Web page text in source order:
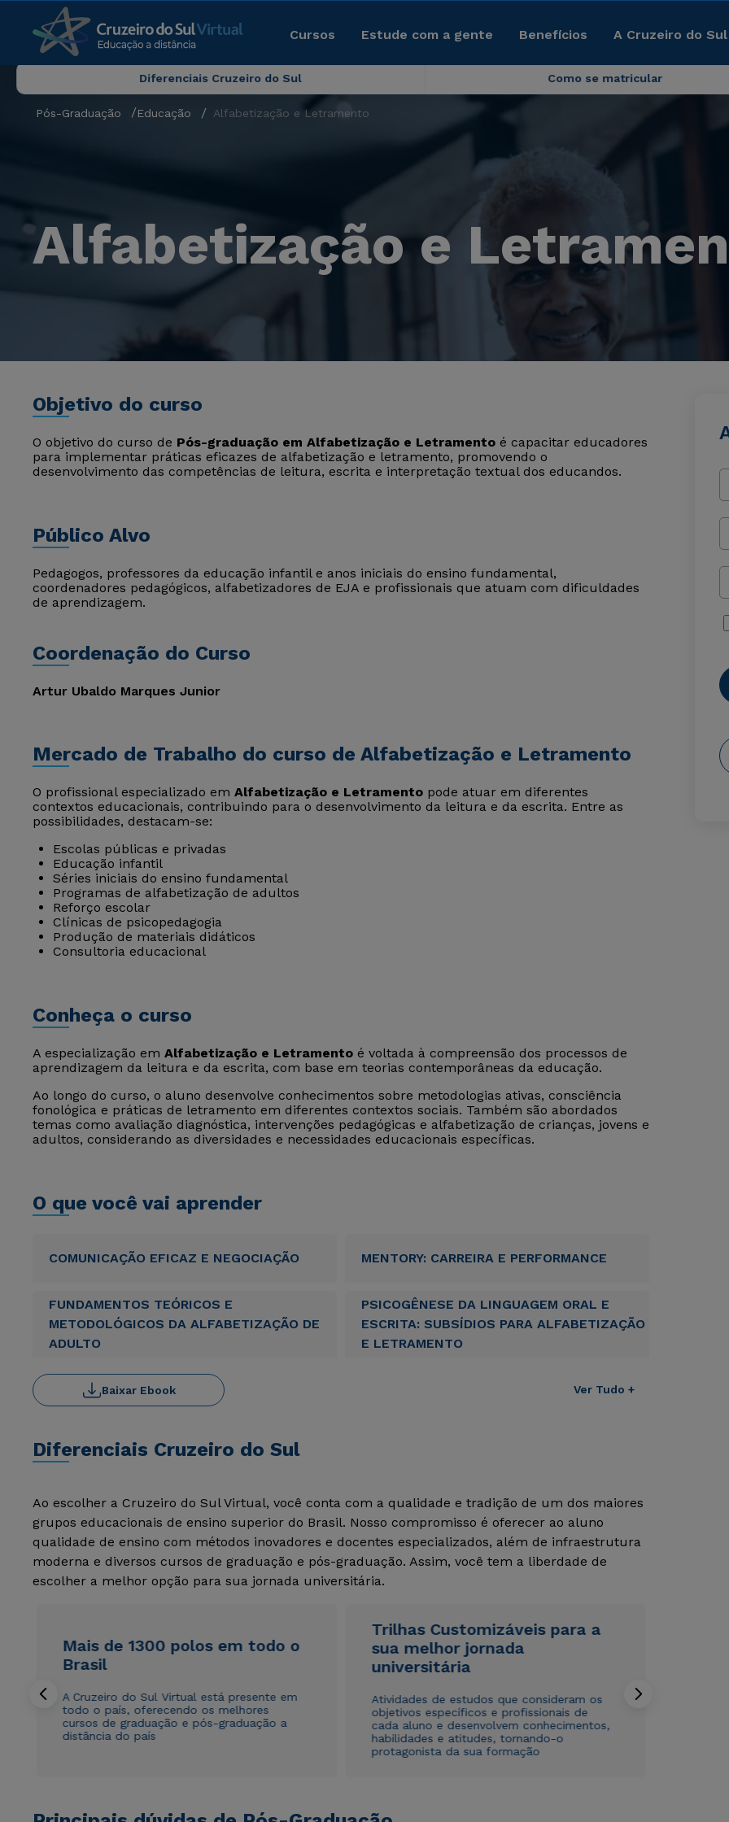
Cursos Estude com a gente Benefícios A Cruzeiro do
Diferenciais Cruzeiro do Sul Como se matricular
Pós-Graduação Educação Alfabetização e Letramento
Alfabetização e
Objetivo do curso
O objetivo do curso de Pós-graduação em Alfabetização e Letramento é capacitar educadores
para implementar práticas eficazes de alfabetização e letramento, promovendo o
desenvolvimento das competências de leitura, escrita e interpretação textual dos educandos.
Público Alvo
Pedagogos, professores da educação infantil e anos iniciais do ensino fundamental,
coordenadores pedagógicos, alfabetizadores de EJA e profissionais que atuam com dificuldades
de aprendizagem.
Coordenação do Curso
Artur Ubaldo Marques Junior
Mercado de Trabalho do curso de Alfabetização e Letramento
O profissional especializado em Alfabetização e Letramento pode atuar em diferentes
contextos educacionais, contribuindo para o desenvolvimento da leitura e da escrita. Entre as
possibilidades, destacam-se:
Escolas públicas e privadas
Educação infantil
Séries iniciais do ensino fundamental
Programas de alfabetização de adultos
Reforço escolar
Clínicas de psicopedagogia
Produção de materiais didáticos
Consultoria educacional
Conheça o curso
A especialização em Alfabetização e Letramento é voltada à compreensão dos processos de
aprendizagem da leitura e da escrita, com base em teorias contemporâneas da educação.
Ao longo do curso, o aluno desenvolve conhecimentos sobre metodologias ativas, consciência
fonológica e práticas de letramento em diferentes contextos sociais. Também são abordados
temas como avaliação diagnóstica, intervenções pedagógicas e alfabetização de crianças, jovens e
adultos, considerando as diversidades e necessidades educacionais específicas.
O que você vai aprender
COMUNICAÇÃO EFICAZ E NEGOCIAÇÃO MENTORY: CARREIRA E PERFORMANCE
FUNDAMENTOS TEÓRICOS E
METODOLÓGICOS DA ALFABETIZAÇÃO DE
ADULTO
PSICOGÊNESE DA LINGUAGEM ORAL E
ESCRITA: SUBSÍDIOS PARA ALFABETIZAÇÃO
E LETRAMENTO
Ver Tudo +
Baixar Ebook
Diferenciais Cruzeiro do Sul
Ao escolher a Cruzeiro do Sul Virtual, você conta com a qualidade e tradição de um dos maiores
grupos educacionais de ensino superior do Brasil. Nosso compromisso é oferecer ao aluno
qualidade de ensino com métodos inovadores e docentes especializados, além de infraestrutura
moderna e diversos cursos de graduação e pós-graduação. Assim, você tem a liberdade de
escolher a melhor opção para sua jornada universitária.
Mais de 1300 polos em todo o
Brasil
A Cruzeiro do Sul Virtual está presente em
todo o país, oferecendo os melhores
cursos de graduação e pós-graduação a
distância do país
Trilhas Customizáveis para a
sua melhor jornada
universitária
Atividades de estudos que consideram os
objetivos específicos e profissionais de
cada aluno e desenvolvem conhecimentos,
habilidades e atitudes, tornando-o
protagonista da sua formação
Rápido e fácil
WhatsApp
Rápido e fácil
WhatsApp